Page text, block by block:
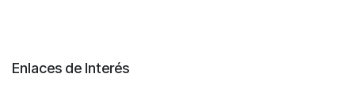
Enlaces de Interés